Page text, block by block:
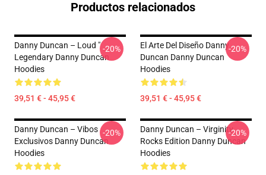
Productos relacionados
Danny Duncan – Loud "
Legendary Danny Duncan
Hoodies
39,51 € - 45,95 €
-20%
El Arte Del Diseño Danny
Duncan Danny Duncan
Hoodies
39,51 € - 45,95 €
-20%
Danny Duncan – Vibos
Exclusivos Danny Duncan
Hoodies
-20%
Danny Duncan – Virginity
Rocks Edition Danny Duncan
Hoodies
-20%